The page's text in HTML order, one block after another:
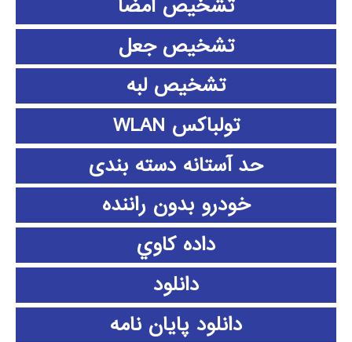
تشخیص امضا
تشخیص جعل
تشخیص لبه
تولباکس WLAN
حد آستانه دسته بندی
خودرو بدون راننده
داده كاوي
دانلود
دانلود پايان نامه